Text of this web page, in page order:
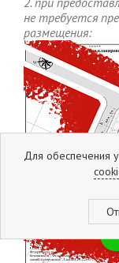
не требуется
размещения:
Для обеспечения